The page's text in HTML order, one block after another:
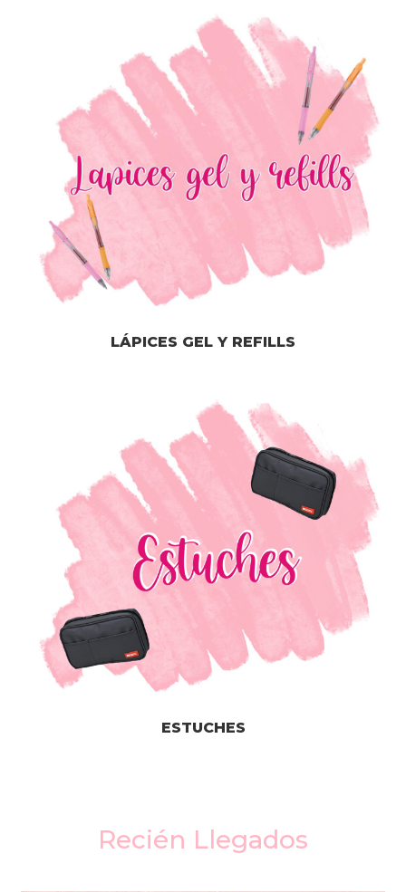
LÁPICES GEL Y REFILLS
ESTUCHES
Recién Llegados